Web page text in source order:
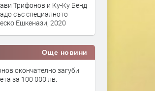
Трифонов и Ку-Ку Бенд
със специалното
Ешкенази, 2020
Още новини
окончателно загуби
за 100 000 лв.